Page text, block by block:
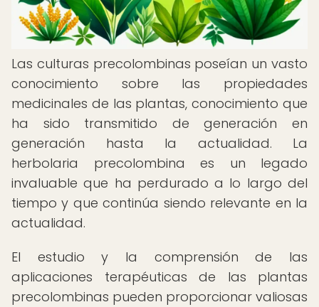
Las culturas precolombinas poseían un vasto
conocimiento sobre las propiedades
medicinales de las plantas, conocimiento que
ha sido transmitido de generación en
generación hasta la actualidad. La
herbolaria precolombina es un legado
invaluable que ha perdurado a lo largo del
tiempo y que continúa siendo relevante en la
actualidad.
El estudio y la comprensión de las
aplicaciones terapéuticas de las plantas
precolombinas pueden proporcionar valiosas